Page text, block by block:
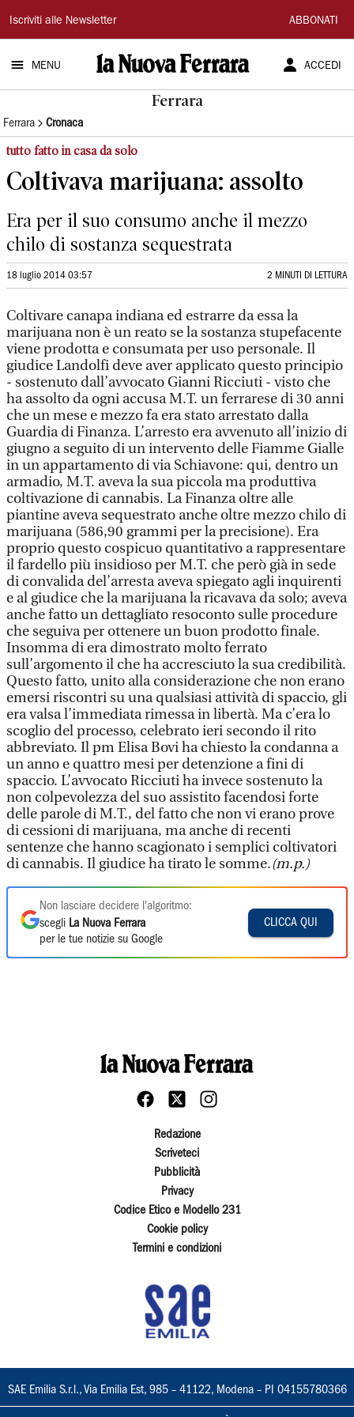
La
Nuova
Ferrara
Iscriviti alle Newsletter ABBONATI
MENU ACCEDI
Ferrara
Ferrara Cronaca
tutto fatto in casa da solo
Coltivava marijuana: assolto
Era per il suo consumo anche il mezzo
chilo di sostanza sequestrata
18 luglio 2014 03:57 2 MINUTI DI LETTURA
Coltivare canapa indiana ed estrarre da essa la
marijuana non è un reato se la sostanza stupefacente
viene prodotta e consumata per uso personale. Il
giudice Landolfi deve aver applicato questo principio
- sostenuto dall’avvocato Gianni Ricciuti - visto che
ha assolto da ogni accusa M.T. un ferrarese di 30 anni
che un mese e mezzo fa era stato arrestato dalla
Guardia di Finanza. L’arresto era avvenuto all’inizio di
giugno a seguito di un intervento delle Fiamme Gialle
in un appartamento di via Schiavone: qui, dentro un
armadio, M.T. aveva la sua piccola ma produttiva
coltivazione di cannabis. La Finanza oltre alle
piantine aveva sequestrato anche oltre mezzo chilo di
marijuana (586,90 grammi per la precisione). Era
proprio questo cospicuo quantitativo a rappresentare
il fardello più insidioso per M.T. che però già in sede
di convalida del’arresta aveva spiegato agli inquirenti
e al giudice che la marijuana la ricavava da solo; aveva
anche fatto un dettagliato resoconto sulle procedure
che seguiva per ottenere un buon prodotto finale.
Insomma di era dimostrato molto ferrato
sull’argomento il che ha accresciuto la sua credibilità.
Questo fatto, unito alla considerazione che non erano
emersi riscontri su una qualsiasi attività di spaccio, gli
era valsa l’immediata rimessa in libertà. Ma c’era lo
scoglio del processo, celebrato ieri secondo il rito
abbreviato. Il pm Elisa Bovi ha chiesto la condanna a
un anno e quattro mesi per detenzione a fini di
spaccio. L’avvocato Ricciuti ha invece sostenuto la
non colpevolezza del suo assistito facendosi forte
delle parole di M.T., del fatto che non vi erano prove
di cessioni di marijuana, ma anche di recenti
sentenze che hanno scagionato i semplici coltivatori
di cannabis. Il giudice ha tirato le somme.(m.p.)
Non lasciare decidere l'algoritmo:
scegli La Nuova Ferrara
per le tue notizie su Google
CLICCA QUI
Redazione
Scriveteci
Pubblicità
Privacy
Codice Etico e Modello 231
Cookie policy
Termini e condizioni
SAE Emilia S.r.l., Via Emilia Est, 985 – 41122, Modena – PI 04155780366